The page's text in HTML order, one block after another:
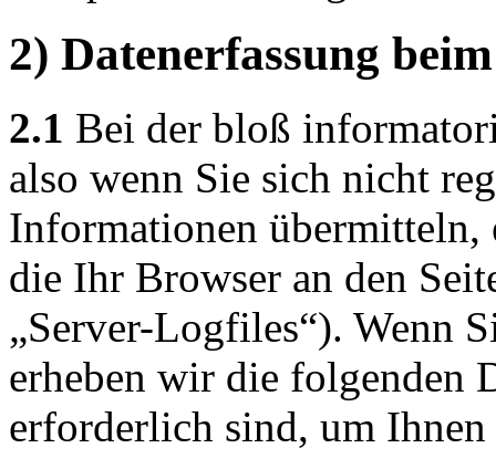
2) Datenerfassung
2.1 Bei der bloß
also wenn Sie sich nicht
Informationen übermitteln,
die Ihr Browser an den
„Server-Logfiles“). Wenn
erheben wir die folgenden
erforderlich sind, um Ihnen